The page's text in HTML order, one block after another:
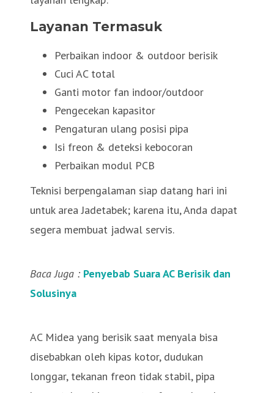
Layanan Termasuk
Perbaikan indoor & outdoor berisik
Cuci AC total
Ganti motor fan indoor/outdoor
Pengecekan kapasitor
Pengaturan ulang posisi pipa
Isi freon & deteksi kebocoran
Perbaikan modul PCB
Teknisi berpengalaman siap datang hari ini
untuk area Jadetabek; karena itu, Anda dapat
segera membuat jadwal servis.
Baca Juga : Penyebab Suara AC Berisik dan
Solusinya
AC Midea yang berisik saat menyala bisa
disebabkan oleh kipas kotor, dudukan
longgar, tekanan freon tidak stabil, pipa